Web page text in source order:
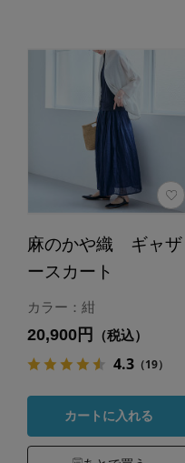
麻のかや織 ギャザ
ースカート
カラー：紺
20,900円 （税込）
4.3（19）
カートに入れる